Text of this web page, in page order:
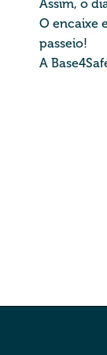
Assim, o
O encaixe
passeio!
A